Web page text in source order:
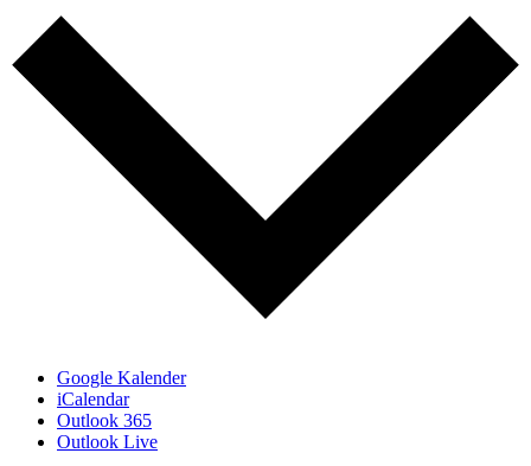
Google Kalender
iCalendar
Outlook 365
Outlook Live